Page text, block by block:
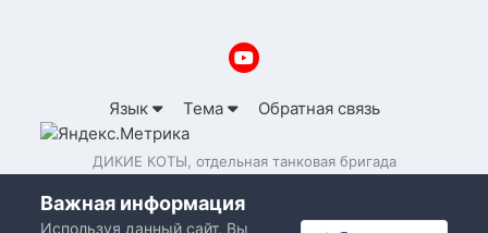
Язык Тема Обратная связь
ДИКИЕ КОТЫ, отдельная танковая бригада
Важная информация
Используя данный сайт, Вы